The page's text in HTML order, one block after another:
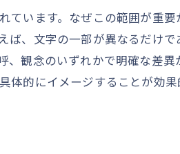
商標判例を活かしたリスク回避
商標法と判例の関係性を実務で
商標類似どこまでが問題となる
商標審査基準と判例の違いを理
います。なぜこの範囲が重
、文字の一部が異なるだけ
観念のいずれかで明確な差
体的にイメージすることが効